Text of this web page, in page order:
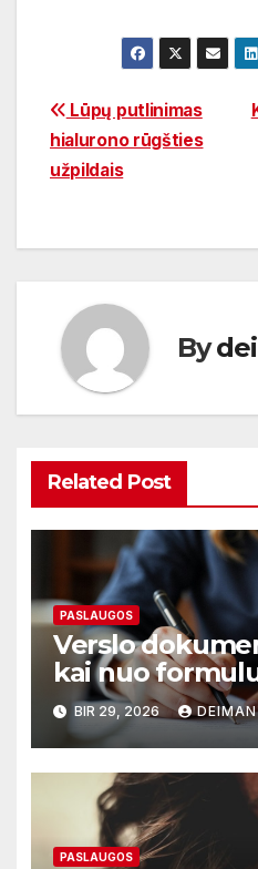
Navigacija
tarp
Lūpų putlinimas
hialurono rūgšties
užpildais
By
Related Post
PASLAUGOS
Verslo
kai nuo
priklauso
BIR 29, 2026
PASLAUGOS